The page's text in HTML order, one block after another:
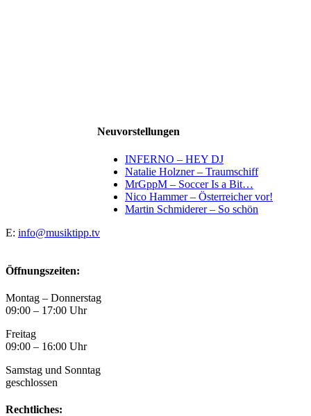
Neuvorstellungen
INFERNO – HEY DJ
Natalie Holzner – Traumschiff
MrGppM – Soccer Is a Bit…
Nico Hammer – Österreicher vor!
Martin Schmiderer – So schön
E: info@musiktipp.tv
Öffnungszeiten:
Montag – Donnerstag
09:00 – 17:00 Uhr
Freitag
09:00 – 16:00 Uhr
Samstag und Sonntag
geschlossen
Rechtliches: